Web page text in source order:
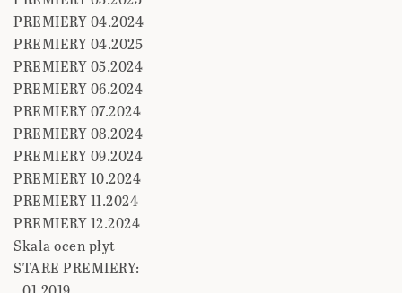
PREMIERY 04.2024
PREMIERY 04.2025
PREMIERY 05.2024
PREMIERY 06.2024
PREMIERY 07.2024
PREMIERY 08.2024
PREMIERY 09.2024
PREMIERY 10.2024
PREMIERY 11.2024
PREMIERY 12.2024
Skala ocen płyt
STARE PREMIERY: